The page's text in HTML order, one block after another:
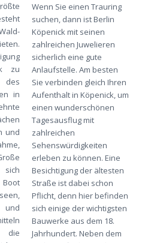
zu
des
in
und
sich
die
Wenn Sie einen Trauring
suchen, dann ist Berlin
Köpenick mit seinen
zahlreichen Juwelieren
sicherlich eine gute
Anlaufstelle. Am besten
Sie verbinden gleich Ihren
Aufenthalt in Köpenick, um
einen wunderschönen
Tagesausflug mit
zahlreichen
Sehenswürdigkeiten
erleben zu können. Eine
Besichtigung der ältesten
Straße ist dabei schon
Pflicht, denn hier befinden
sich einige der wichtigsten
Bauwerke aus dem 18.
Jahrhundert. Neben dem